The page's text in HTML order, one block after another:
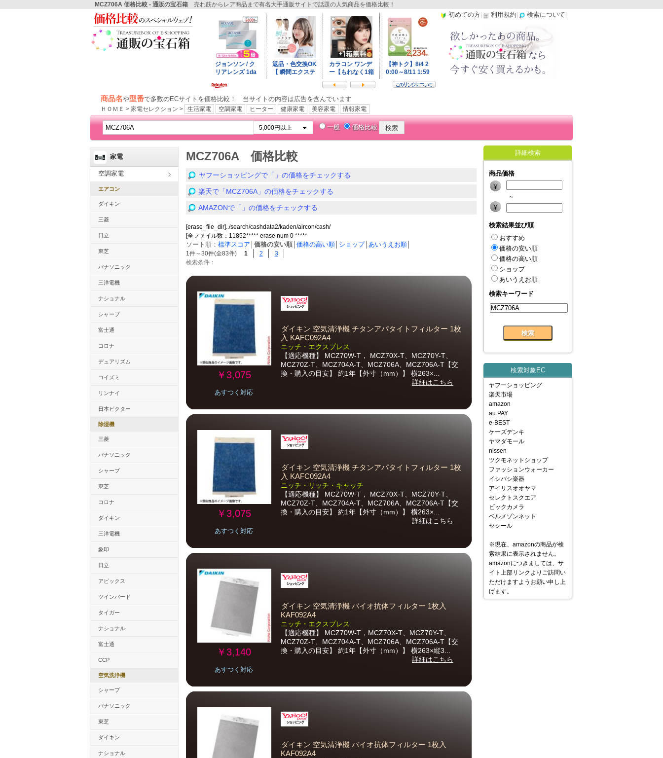
MCZ706A 価格比較 - 通販の宝石箱 売れ筋からレア商品まで有名大手通販サイトで話題の人気商品を価格比較！
初めての方 利用規約 検索について
商品名や型番で多数のECサイトを価格比較！ 当サイトの内容は広告を含んでいます
ＨＯＭＥ > 家電セレクション > 生活家電 空調家電 ヒーター 健康家電 美容家電 情報家電
一般 価格比較
家電
空調家電
エアコン
ダイキン
三菱
日立
東芝
パナソニック
三洋電機
ナショナル
シャープ
富士通
コロナ
デュアリズム
コイズミ
リンナイ
日本ビクター
除湿機
三菱
パナソニック
シャープ
東芝
コロナ
ダイキン
三洋電機
象印
日立
アピックス
ツインバード
タイガー
ナショナル
富士通
CCP
空気洗浄機
シャープ
パナソニック
東芝
ダイキン
ナショナル
MCZ706A 価格比較
ヤフーショッピングで「」の価格をチェックする
楽天で「MCZ706A」の価格をチェックする
AMAZONで「」の価格をチェックする
[erase_file_dir]../search/cashdata2/kaden/aircon/cash/
[全ファイル数：11852***** erase num 0 *****
ソート順： 標準スコア 価格の安い順 価格の高い順 ショップ│ あいうえお順
1件～30件(全83件) 1 2
3
検索条件：
￥3,075
あすつく対応
ダイキン 空気清浄機 チタンアパタイトフィルター 1枚
入 KAFC092A4
ニッチ・エクスプレス
【適応機種】 MCZ70W-T， MCZ70X-T、MCZ70Y-T、
MCZ70Z-T、MCZ704A-T、MCZ706A、MCZ706A-T【交
換・購入の目安】 約1年【外寸（mm）】 横263×...
詳細はこちら
￥3,075
あすつく対応
ダイキン 空気清浄機 チタンアパタイトフィルター 1枚
入 KAFC092A4
ニッチ・リッチ・キャッチ
【適応機種】 MCZ70W-T， MCZ70X-T、MCZ70Y-T、
MCZ70Z-T、MCZ704A-T、MCZ706A、MCZ706A-T【交
換・購入の目安】 約1年【外寸（mm）】 横263×...
詳細はこちら
￥3,140
あすつく対応
ダイキン 空気清浄機 バイオ抗体フィルター 1枚入
KAF092A4
ニッチ・エクスプレス
【適応機種】 MCZ70W-T，MCZ70X-T、MCZ70Y-T、
MCZ70Z-T、MCZ704A-T、MCZ706A、MCZ706A-T【交
換・購入の目安】 約1年【外寸（mm）】 横263×縦3...
詳細はこちら
ダイキン 空気清浄機 バイオ抗体フィルター 1枚入
KAF092A4
詳細検索
商品価格
～
検索結果並び順
おすすめ
価格の安い順
価格の高い順
ショップ
あいうえお順
検索キーワード
検索対象EC
ヤフーショッピング
楽天市場
amazon
au PAY
e-BEST
ケーズデンキ
ヤマダモール
nissen
ツクモネットショップ
ファッションウォーカー
イシバシ楽器
アイリスオオヤマ
セレクトスクエア
ビックカメラ
ベルメゾンネット
セシール
※現在、amazonの商品が検
索結果に表示されません。
amazonにつきましては、サ
イト上部リンクよりご訪問い
ただけますようお願い申し上
げます。